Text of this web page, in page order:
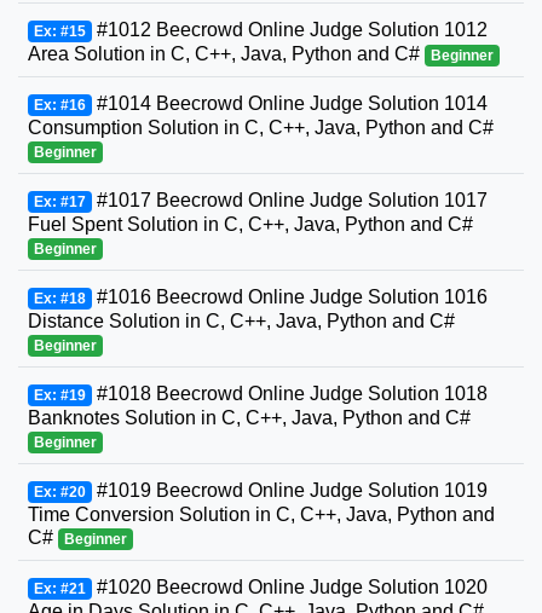
Ex: #15 #1012 Beecrowd Online Judge Solution 1012
Area Solution in C, C++, Java, Python and C#
Beginner
Ex: #16 #1014 Beecrowd Online Judge Solution 1014
Consumption Solution in C, C++, Java, Python and C#
Beginner
Ex: #17 #1017 Beecrowd Online Judge Solution 1017
Fuel Spent Solution in C, C++, Java, Python and C#
Beginner
Ex: #18 #1016 Beecrowd Online Judge Solution 1016
Distance Solution in C, C++, Java, Python and C#
Beginner
Ex: #19 #1018 Beecrowd Online Judge Solution 1018
Banknotes Solution in C, C++, Java, Python and C#
Beginner
Ex: #20 #1019 Beecrowd Online Judge Solution 1019
Time Conversion Solution in C, C++, Java, Python and
C#
Beginner
Ex: #21 #1020 Beecrowd Online Judge Solution 1020